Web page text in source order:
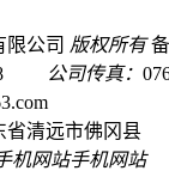
限公司 版权所有备
公司传真：
省清远市佛冈县
手机网站